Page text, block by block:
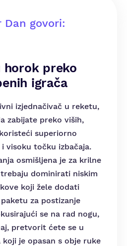
Dan govori:
horok preko
igrača
izjednačivač u reketu,
zabijate preko viših,
superiorno
visoku točku izbačaja.
osmišljena je za krilne
dominirati niskim
koji žele dodati
za postizanje
se na rad nogu,
pretvorit ćete se u
je opasan s obje ruke